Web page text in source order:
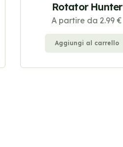
Rotator Hunter
A partire da 2.99 €
Aggiungi al carrello